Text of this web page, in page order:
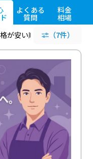
よくある
質問
料金
相場
が安い順 評価が高い順
（7件）